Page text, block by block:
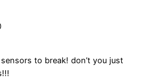
to break! don’t you just